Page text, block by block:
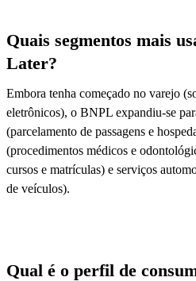
Quais segmentos mais
Later?
Embora tenha começado no varejo
eletrônicos), o BNPL expandiu-se
(parcelamento de passagens e
(procedimentos médicos e
cursos e matrículas) e serviços
de veículos).
Qual é o perfil de